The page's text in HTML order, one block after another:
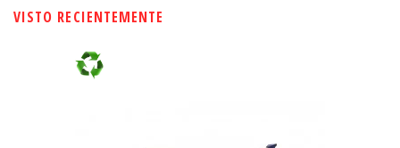
VISTO RECIENTEMENTE